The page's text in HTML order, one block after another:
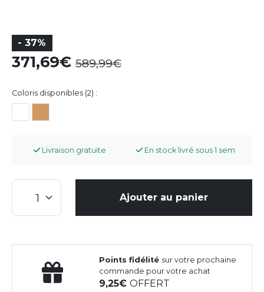
- 37%
371,69 589,99
Coloris disponibles (2) :
Livraison gratuite En stock livré sous 1 sem
Ajouter au panier
Points fidélité sur votre prochaine
commande pour votre achat
9,25OFFERT